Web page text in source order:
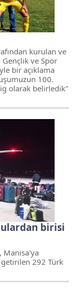
kurulan ve
ve Spor
bir açıklama
100.
olarak belirledik"
birisi
Manisa'ya
292 Türk